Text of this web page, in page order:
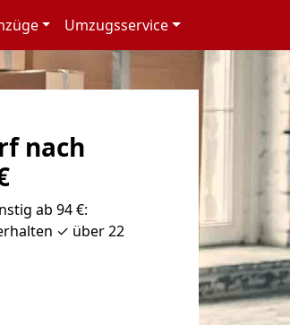
Umzugsservice
nach
ab 94 €:
✓ über 22